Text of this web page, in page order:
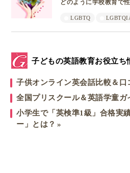
どのように学校教育で
LGBTQ
子どもの英語教育お役立ち
子供オンライン英会話比較＆口
全国プリスクール＆英語学童ガ
小学生で「英検準1級」合格実
ー」とは？